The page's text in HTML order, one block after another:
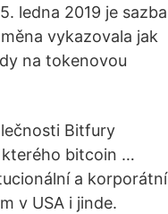
ledna 2019 je sazba
vykazovala jak
na tokenovou
Bitfury
kterého bitcoin …
a korporátní
v USA i jinde.